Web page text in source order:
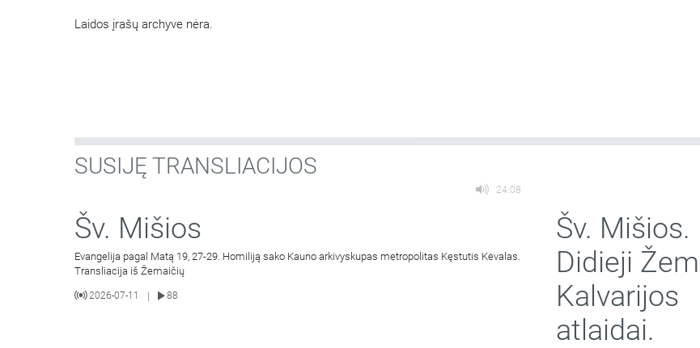
Laidos įrašų archyve nėra.
SUSIJĘ TRANSLIACIJOS
24:08
Šv. Mišios
Evangelija pagal Matą 19, 27-29. Homiliją sako Kauno arkivyskupas metropolitas Kęstutis Kėvalas.
Transliacija iš Žemaičių
2026-07-11 | 88
Šv. Mišios.
Didieji
Kalvarijos
atlaidai.